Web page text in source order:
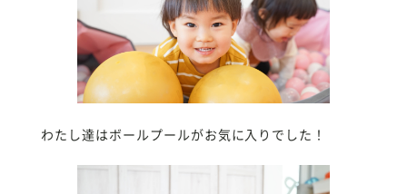
わたし達はボールプールがお気に入りでした！